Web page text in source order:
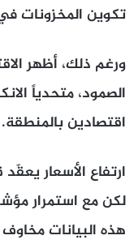
تكوين المخزونات
ورغم ذلك، أظهر
الصمود، متحدياً
اقتصادين بالمنطقة.
ارتفاع الأسعار
لكن مع استمرار
هذه البيانات